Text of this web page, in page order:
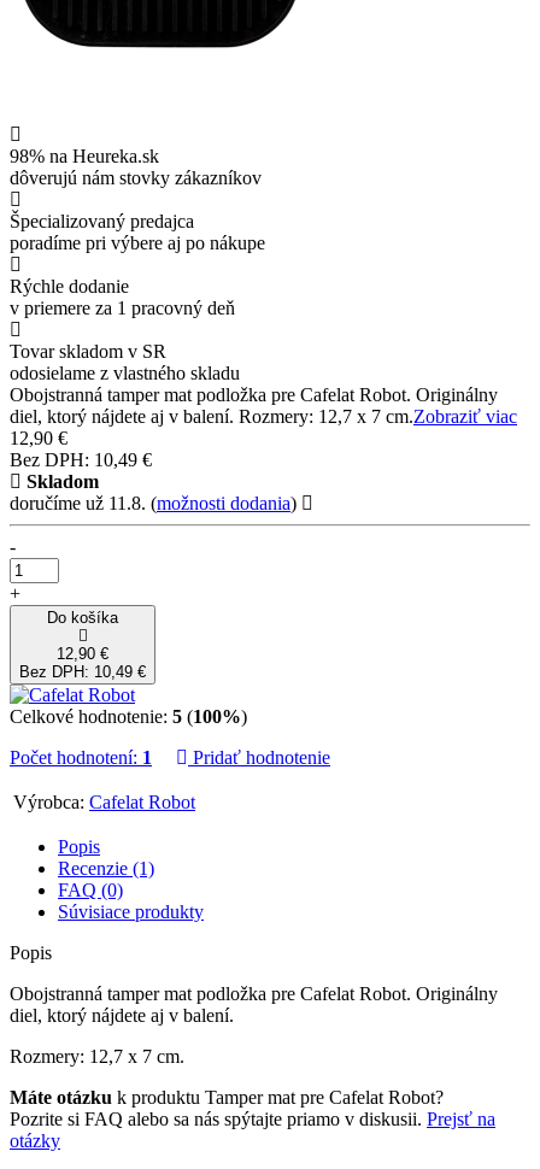
98% na Heureka.sk
dôverujú nám stovky zákazníkov
Špecializovaný predajca
poradíme pri výbere aj po nákupe
Rýchle dodanie
v priemere za 1 pracovný deň
Tovar skladom v SR
odosielame z vlastného skladu
Obojstranná tamper mat podložka pre Cafelat Robot. Originálny
diel, ktorý nájdete aj v balení. Rozmery: 12,7 x 7 cm.Zobraziť viac
12,90 €
Bez DPH: 10,49 €
Skladom
doručíme už 11.8. (možnosti dodania)
-
+
Do košíka
12,90 €
Bez DPH: 10,49 €
Celkové hodnotenie: 5 (100%)
Počet hodnotení: 1 Pridať hodnotenie
Výrobca: Cafelat Robot
Popis
Recenzie (1)
FAQ (0)
Súvisiace produkty
Popis
Obojstranná tamper mat podložka pre Cafelat Robot. Originálny
diel, ktorý nájdete aj v balení.
Rozmery: 12,7 x 7 cm.
Máte otázku k produktu Tamper mat pre Cafelat Robot?
Pozrite si FAQ alebo sa nás spýtajte priamo v diskusii. Prejsť na
otázky